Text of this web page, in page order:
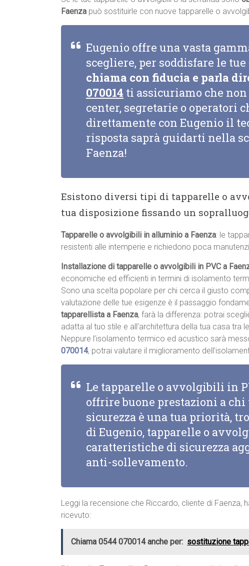
Faenza può sostituirle con nuove tapparelle o
Eugenio offre una vasta
scegliere, per soddisfare le
chiama con fiducia e parla
070014 ti assicuriamo che
center, segretarie o operatori
direttamente con Eugenio il
risposta saprà guidarti nella
Faenza!
Esistono diversi tipi di tapparelle o
tua disposizione fissando un
Tapparelle o avvolgibili in alluminio a Faenza: le
resistenti alle intemperie e richiedono poca
Installazione di tapparelle o avvolgibili in PVC a
economiche ed efficienti in termini di isolamento
Sono una scelta popolare per chi cerca il giusto
valutazione delle tue esigenze è il passaggio
tapparellista a Faenza, farà la differenza: potrai
adatta al tuo stile e all’architettura della tua casa tra
Neppure l’isolamento termico ed acustico sarà
070014, potrai valutare il miglioramento
Le tapparelle o avvolgibili in
offrire buone prestazioni a chi
sicurezza è una tua priorità,
di Eugenio, tapparelle o
caratteristiche di sicurezza
anti-sollevamento.
Leggi la recensione che Riccardo, cliente di
ricevuto:
Chiama 0544 070014 anche per: sostituzione